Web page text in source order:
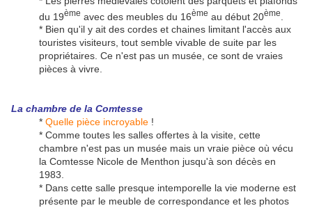
du 19ème avec des meubles du 16ème au début 20ème
* Bien qu'il y ait des cordes et chaines limitant l'accès aux
touristes visiteurs, tout semble vivable de suite par les
propriétaires. Ce n'est pas un musée, ce sont de vraies
pièces à vivre.
La chambre de la Comtesse
* Quelle pièce incroyable !
* Comme toutes les salles offertes à la visite, cette
chambre n'est pas un musée mais un vraie pièce où vécu
la Comtesse Nicole de Menthon jusqu'à son décès en
1983.
* Dans cette salle presque intemporelle la vie moderne est
présente par le meuble de correspondance et les photos